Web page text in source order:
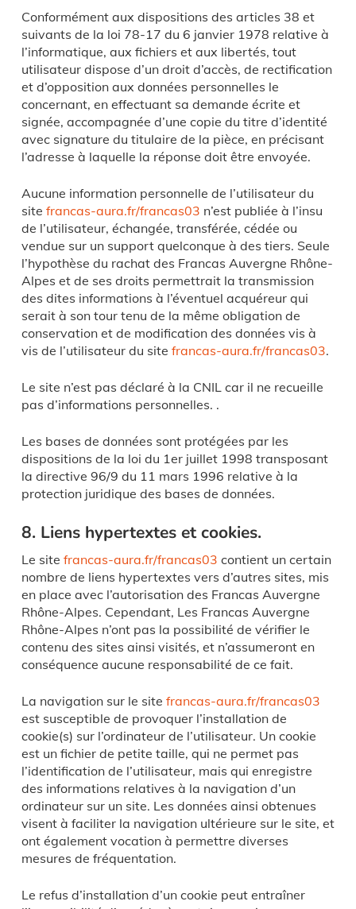
Conformément aux dispositions des articles 38 et
suivants de la loi 78-17 du 6 janvier 1978 relative à
l’informatique, aux fichiers et aux libertés, tout
utilisateur dispose d’un droit d’accès, de rectification
et d’opposition aux données personnelles le
concernant, en effectuant sa demande écrite et
signée, accompagnée d’une copie du titre d’identité
avec signature du titulaire de la pièce, en précisant
l’adresse à laquelle la réponse doit être envoyée.
Aucune information personnelle de l’utilisateur du
site francas-aura.fr/francas03 n’est publiée à l’insu
de l’utilisateur, échangée, transférée, cédée ou
vendue sur un support quelconque à des tiers. Seule
l’hypothèse du rachat des Francas Auvergne Rhône-
Alpes et de ses droits permettrait la transmission
des dites informations à l’éventuel acquéreur qui
serait à son tour tenu de la même obligation de
conservation et de modification des données vis à
vis de l’utilisateur du site francas-aura.fr/francas03.
Le site n’est pas déclaré à la CNIL car il ne recueille
pas d’informations personnelles. .
Les bases de données sont protégées par les
dispositions de la loi du 1er juillet 1998 transposant
la directive 96/9 du 11 mars 1996 relative à la
protection juridique des bases de données.
8. Liens hypertextes et cookies.
Le site francas-aura.fr/francas03 contient un certain
nombre de liens hypertextes vers d’autres sites, mis
en place avec l’autorisation des Francas Auvergne
Rhône-Alpes. Cependant, Les Francas Auvergne
Rhône-Alpes n’ont pas la possibilité de vérifier le
contenu des sites ainsi visités, et n’assumeront en
conséquence aucune responsabilité de ce fait.
La navigation sur le site francas-aura.fr/francas03
est susceptible de provoquer l’installation de
cookie(s) sur l’ordinateur de l’utilisateur. Un cookie
est un fichier de petite taille, qui ne permet pas
l’identification de l’utilisateur, mais qui enregistre
des informations relatives à la navigation d’un
ordinateur sur un site. Les données ainsi obtenues
visent à faciliter la navigation ultérieure sur le site, et
ont également vocation à permettre diverses
mesures de fréquentation.
Le refus d’installation d’un cookie peut entraîner